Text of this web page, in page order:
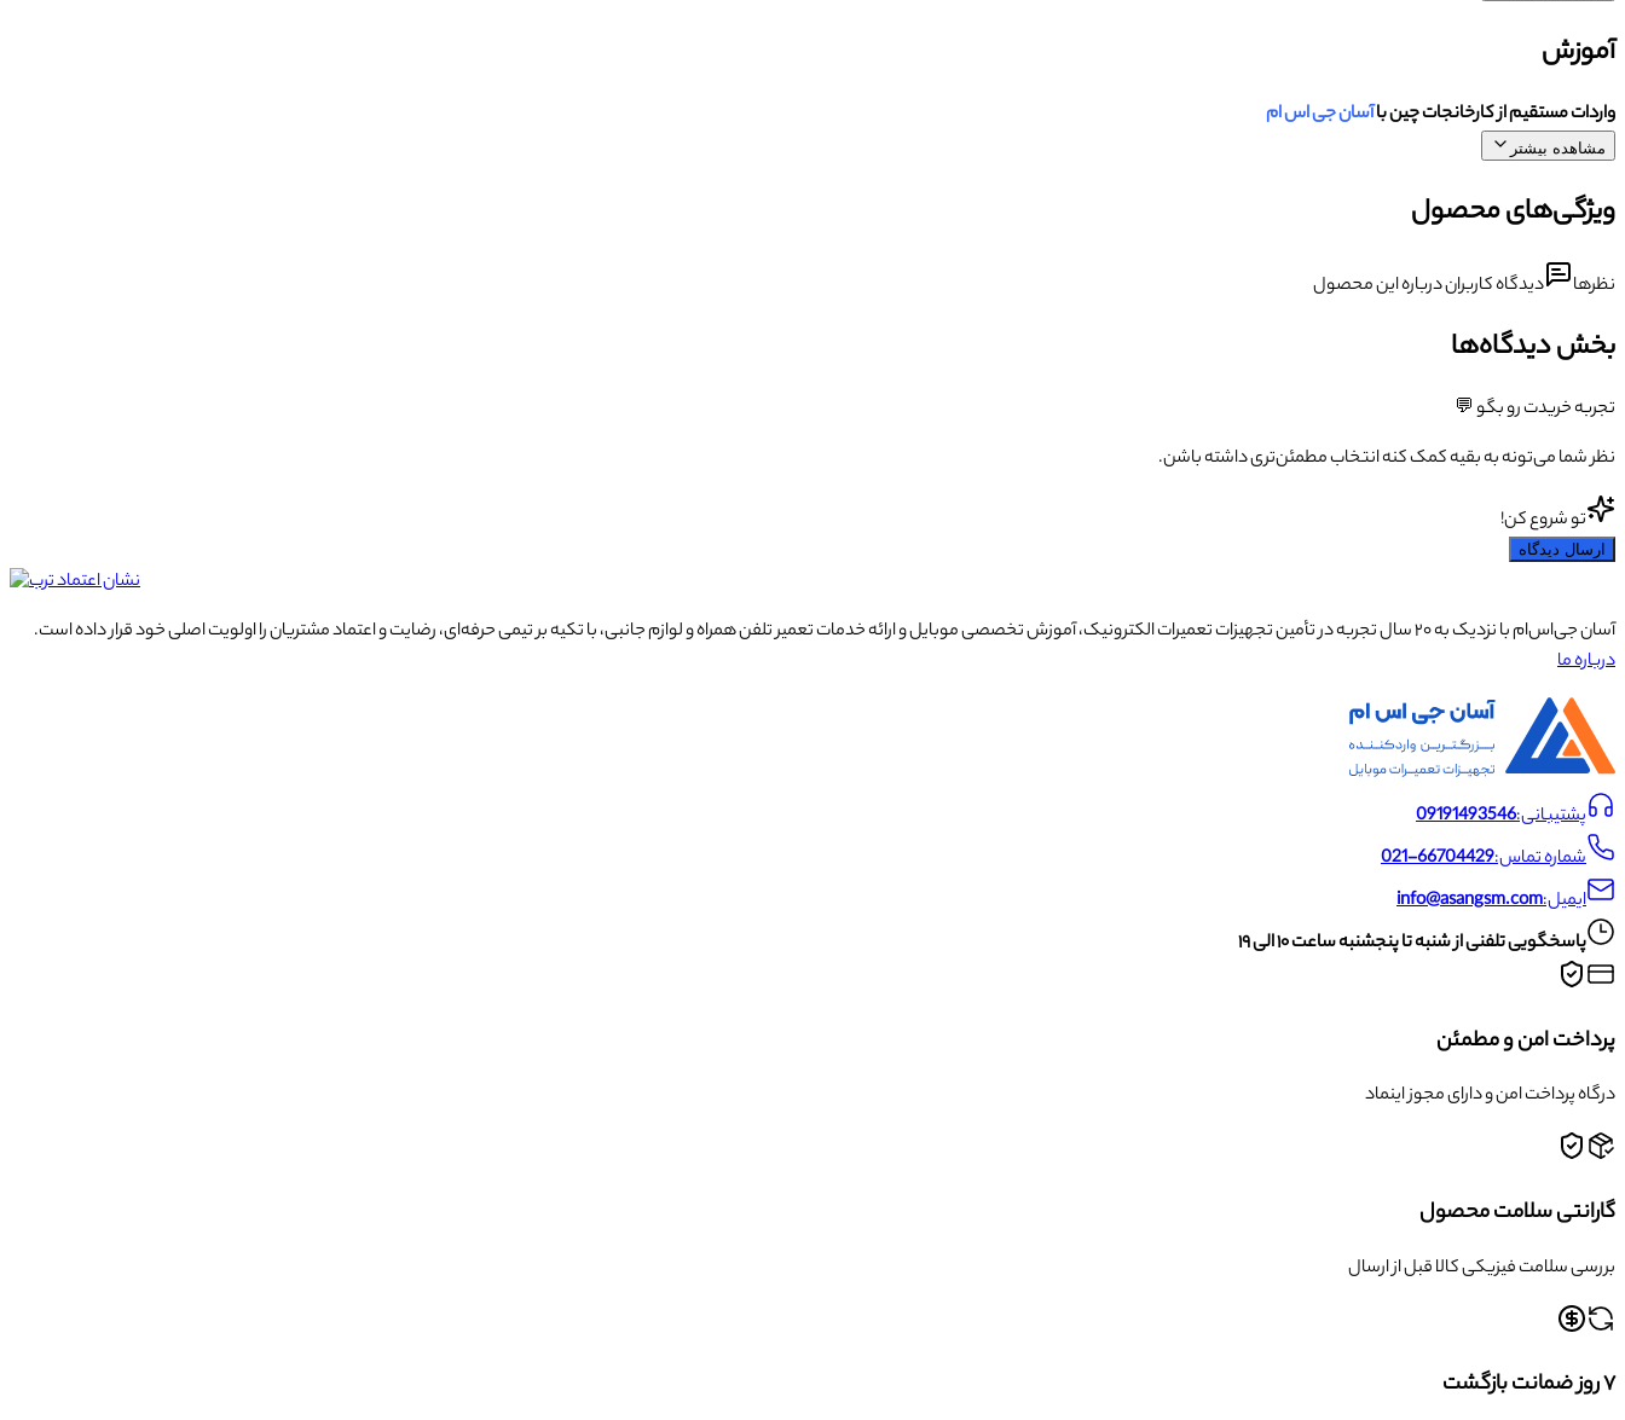
آموزش
واردات مستقیم از کارخانجات چین باآسان جی اس ام
مشاهده بیشتر
ویژگی‌های محصول
نظرها دیدگاه کاربران درباره این محصول
بخش دیدگاه‌ها
تجربه خریدت رو بگو 💬
نظر شما می‌تونه به بقیه کمک کنه انتخاب مطمئن‌تری داشته باشن.
تو شروع کن!
ارسال دیدگاه
آسان جی‌اس‌ام با نزدیک به ۲۰ سال تجربه در تأمین تجهیزات تعمیرات الکترونیک، آموزش تخصصی موبایل و ارائه خدمات تعمیر تلفن همراه و لوازم جانبی، با تکیه بر تیمی حرفه‌ای، رضایت و اعتماد مشتریان را اولویت اصلی خود قرار داده است.
درباره ما
پشتیبانی:09191493546
شماره تماس:021-66704429
ایمیل:info@asangsm.com
پاسخگویی تلفنی از شنبه تا پنجشنبه ساعت ۱۰ الی ۱۹
پرداخت امن و مطمئن
درگاه پرداخت امن و دارای مجوز اینماد
گارانتی سلامت محصول
بررسی سلامت فیزیکی کالا قبل از ارسال
۷ روز ضمانت بازگشت